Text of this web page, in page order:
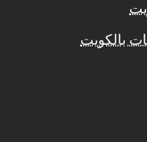
بالكويت